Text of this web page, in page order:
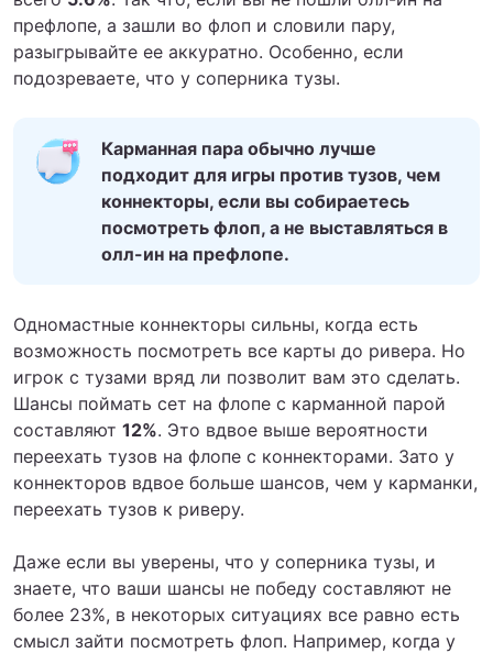
префлопе, а зашли во флоп и словили пару,
разыгрывайте ее аккуратно. Особенно, если
подозреваете, что у соперника тузы.
Карманная пара обычно лучше
подходит для игры против тузов, чем
коннекторы, если вы собираетесь
посмотреть флоп, а не выставляться в
олл-ин на префлопе.
Одномастные коннекторы сильны, когда есть
возможность посмотреть все карты до ривера. Но
игрок с тузами вряд ли позволит вам это сделать.
Шансы поймать сет на флопе с карманной парой
составляют 12%. Это вдвое выше вероятности
переехать тузов на флопе с коннекторами. Зато у
коннекторов вдвое больше шансов, чем у карманки,
переехать тузов к риверу.
Даже если вы уверены, что у соперника тузы, и
знаете, что ваши шансы не победу составляют не
более 23%, в некоторых ситуациях все равно есть
смысл зайти посмотреть флоп. Например, когда у